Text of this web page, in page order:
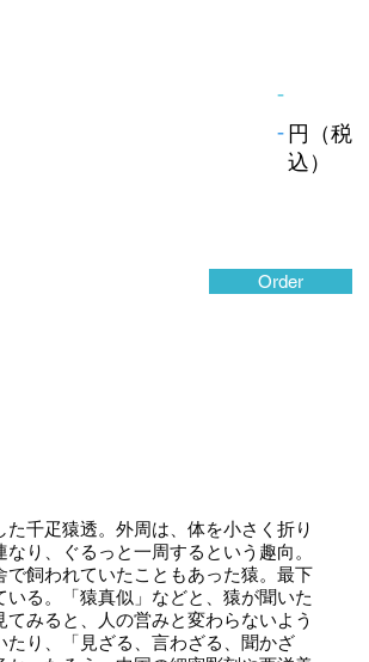
-
- 円（税
込）
Order
千疋猿透。外周は、体を小さく折り
り、ぐるっと一周するという趣向。
で飼われていたこともあった猿。最下
る。「猿真似」などと、猿が聞いた
みると、人の営みと変わらないよう
り、「見ざる、言わざる、聞かざ